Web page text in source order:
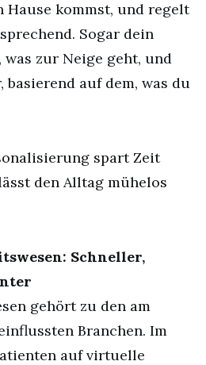
Hause kommst, und regelt
Sogar dein
zur Neige geht, und
basierend auf dem, was du
spart Zeit
den Alltag mühelos
Schneller,
gehört zu den am
Branchen. Im
auf virtuelle